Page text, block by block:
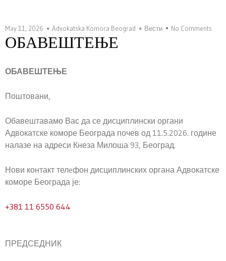
May 11, 2026 Advokatska Komora Beograd Вести No Comments
ОБАВЕШТЕЊЕ
ОБАВЕШТЕЊЕ
Поштовани,
Обавештавамо Вас да се дисциплински органи
Адвокатске коморе Београда почев од 11.5.2026. године
налазе на адреси Кнеза Милоша 93, Београд.
Нови контакт телeфон дисциплинских органа Адвокатске
коморе Београда је:
+381 11 6550 644
ПРЕДСЕДНИК